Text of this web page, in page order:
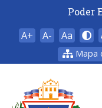
Poder
A+ A- Aa
Mapa